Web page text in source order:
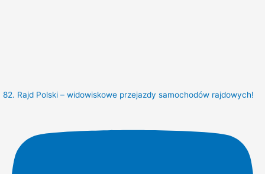
82. Rajd Polski – widowiskowe przejazdy samochodów rajdowych!